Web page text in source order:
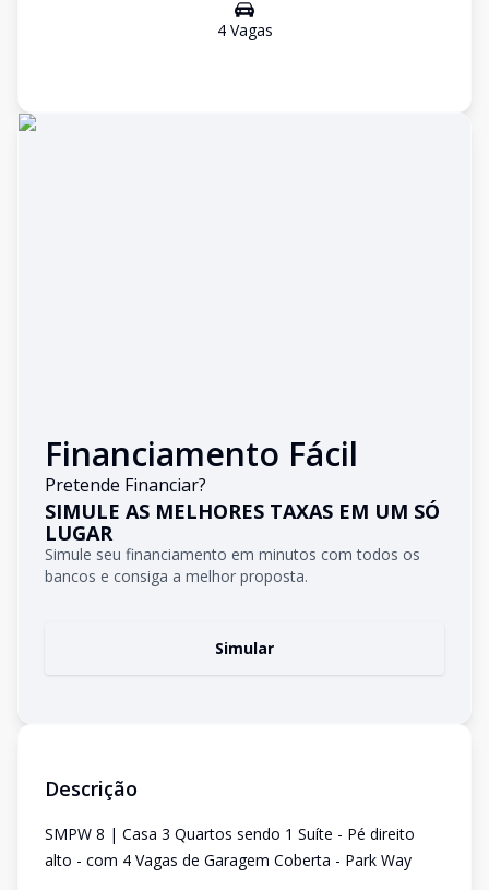
4Vagas
Financiamento Fácil
Pretende Financiar?
SIMULE AS MELHORES TAXAS EM UM SÓ
LUGAR
Simule seu financiamento em minutos com todos os
bancos e consiga a melhor proposta.
Simular
Descrição
SMPW 8 | Casa 3 Quartos sendo 1 Suíte - Pé direito
alto - com 4 Vagas de Garagem Coberta - Park Way